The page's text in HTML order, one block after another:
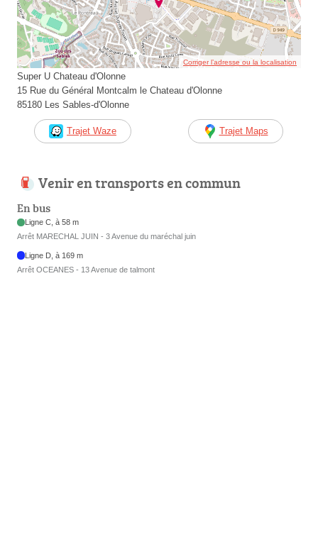
Corriger l’adresse ou la localisation
Super U Chateau d'Olonne
15 Rue du Général Montcalm le Chateau d'Olonne
85180 Les Sables-d'Olonne
Trajet Waze Trajet Maps
Venir en transports en commun
En bus
Ligne C, à 58 m
Arrêt MARECHAL JUIN - 3 Avenue du maréchal juin
Ligne D, à 169 m
Arrêt OCEANES - 13 Avenue de talmont